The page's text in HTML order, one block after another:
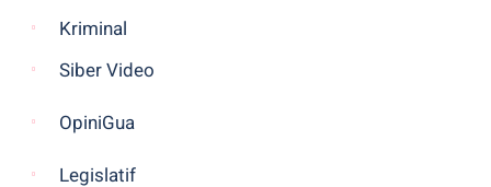
Kriminal
Siber Video
OpiniGua
Legislatif